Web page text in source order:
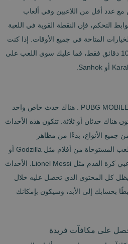
مع عدد أقل من اللاعبين وفي ألعاب
التحكم، فإن النقطة القوية في اللعبة
المتاحة في جميع الأوقات. إذا كنت
ترغب في لعب لعبة ولكن لديك 10 دقائق فقط، فما عليك سوى اللعب على
من الصعب جدًا أن تشعر بالمللPUBG MOBILE . هناك حدث خاص واحد
هناك حدثان أو ثلاثة. تتكون هذه الأحداث
الأنواع، بدءًا من مظاهر
Blackpink الفريدة إلى أوضاع اللعب المستوحاة من أفلام مثل Godzilla أو
King Kong إلى الشراكات مع لاعبي كرة القدم مثل Lionel Messi. الأحداث
كل المحتوى الذي تحصل عليه خلال
بحسابك إلى الأبد، وسيكون بإمكانك
على مكافآت فريدة